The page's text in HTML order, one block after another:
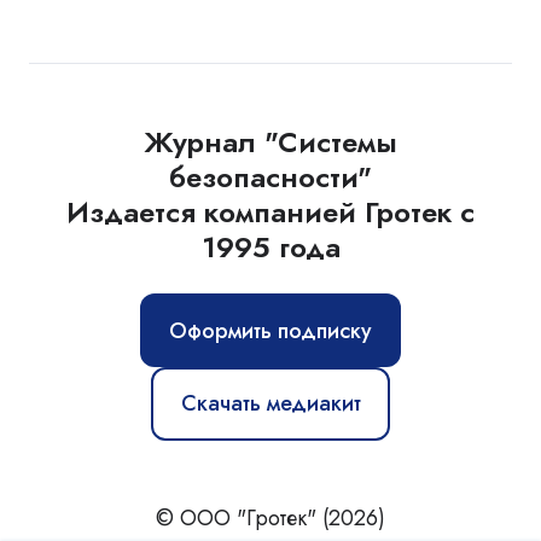
Журнал "Системы
безопасности"
Издается компанией Гротек с
1995 года
Оформить подписку
Скачать медиакит
© ООО "Гротек" (2026)